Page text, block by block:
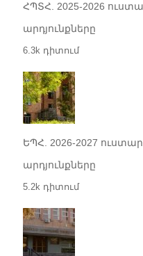
ՀՊՏՀ. 2025-2026
արդյունքները
6.3k դիտում
ԵՊՀ. 2026-2027
արդյունքները
5.2k դիտում